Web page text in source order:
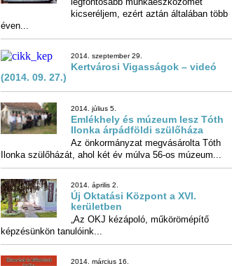
éven...
2014. szeptember 29.
Kertvárosi Vigasságok – videó
(2014. 09. 27.)
2014. július 5.
Emlékhely és múzeum lesz Tóth
Ilonka árpádföldi szülőháza
Az önkormányzat megvásárolta Tóth
Ilonka szülőházát, ahol két év múlva 56-os múzeum...
2014. április 2.
Új Oktatási Központ a XVI.
kerületben
„Az OKJ kézápoló, műkörömépítő
képzésünkön tanulóink...
2014. március 16.